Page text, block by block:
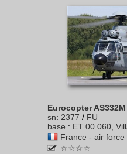
Eurocopter
sn: 2377 / FU
base : ET 00.060,
France - air force
☆☆☆☆